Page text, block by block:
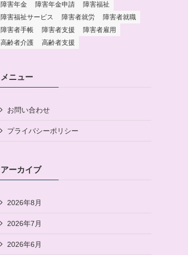
障害年金
障害年金申請
障害福祉
障害福祉サービス
障害者就労
障害者就職
障害者手帳
障害者支援
障害者雇用
高齢者介護
高齢者支援
メニュー
お問い合わせ
プライバシーポリシー
アーカイブ
2026年8月
2026年7月
2026年6月